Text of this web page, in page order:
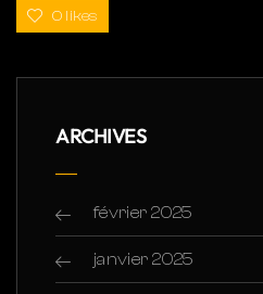
0 likes
ARCHIVES
février 2025
janvier 2025